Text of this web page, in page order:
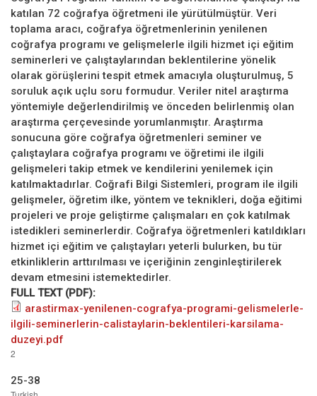
katılan 72 coğrafya öğretmeni ile yürütülmüştür. Veri
toplama aracı, coğrafya öğretmenlerinin yenilenen
coğrafya programı ve gelişmelerle ilgili hizmet içi eğitim
seminerleri ve çalıştaylarından beklentilerine yönelik
olarak görüşlerini tespit etmek amacıyla oluşturulmuş, 5
soruluk açık uçlu soru formudur. Veriler nitel araştırma
yöntemiyle değerlendirilmiş ve önceden belirlenmiş olan
araştırma çerçevesinde yorumlanmıştır. Araştırma
sonucuna göre coğrafya öğretmenleri seminer ve
çalıştaylara coğrafya programı ve öğretimi ile ilgili
gelişmeleri takip etmek ve kendilerini yenilemek için
katılmaktadırlar. Coğrafi Bilgi Sistemleri, program ile ilgili
gelişmeler, öğretim ilke, yöntem ve teknikleri, doğa eğitimi
projeleri ve proje geliştirme çalışmaları en çok katılmak
istedikleri seminerlerdir. Coğrafya öğretmenleri katıldıkları
hizmet içi eğitim ve çalıştayları yeterli bulurken, bu tür
etkinliklerin arttırılması ve içeriğinin zenginleştirilerek
devam etmesini istemektedirler.
FULL TEXT (PDF):
arastirmax-yenilenen-cografya-programi-gelismelerle-
ilgili-seminerlerin-calistaylarin-beklentileri-karsilama-
duzeyi.pdf
2
25-38